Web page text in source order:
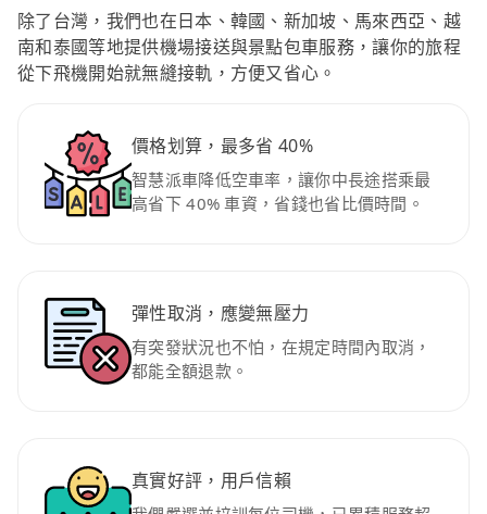
除了台灣，我們也在日本、韓國、新加坡、馬來西亞、越
南和泰國等地提供機場接送與景點包車服務，讓你的旅程
從下飛機開始就無縫接軌，方便又省心。
價格划算，最多省 40%
智慧派車降低空車率，讓你中長途搭乘最
高省下 40% 車資，省錢也省比價時間。
彈性取消，應變無壓力
有突發狀況也不怕，在規定時間內取消，
都能全額退款。
真實好評，用戶信賴